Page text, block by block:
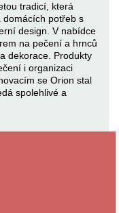
tradicí, která
domácích potřeb s
design. V nabídce
na pečení a hrnců
dekorace. Produkty
i organizaci
se Orion stal
spolehlivé a